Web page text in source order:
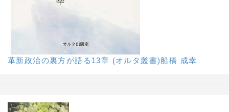
革新政治の裏方が語る13章 (オルタ叢書)船橋 成幸